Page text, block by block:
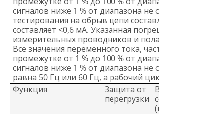
сигналов ниже 1 % от диапазона не определены.
тестирования на обрыв цепи составляет 2,0 В, а
составляет <0,6 мА. Указанная погрешность не
измерительных проводников и пола (может быть
Все значения переменного тока, частоты и
промежутке от 1 % до 100 % от диапазона.
сигналов ниже 1 % от диапазона не определены.
равна 50 Гц или 60 Гц, а рабочий цикл находится в
Функция
Защита от
перегрузки
Входное
сопротивление
(номинальное)